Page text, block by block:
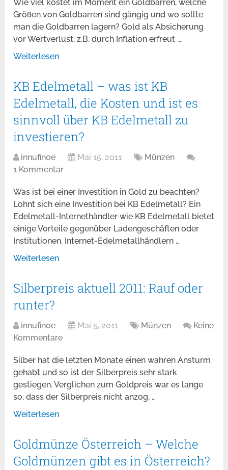
Wie viel kostet im Moment ein Goldbarren, welche
Größen von Goldbarren sind gängig und wo sollte
man die Goldbarren lagern? Gold als Absicherung
vor Wertverlust, z.B. durch Inflation erfreut …
Weiterlesen
KB Edelmetall – was ist KB
Edelmetall, die Kosten und ist es
sinnvoll über KB Edelmetall zu
investieren?
innufinoe Mai 15, 2011
Münzen
1 Kommentar
Was ist bei einer Investition in Gold zu beachten?
Lohnt sich eine Investition bei KB Edelmetall? Ein
Edelmetall-Internethändler wie KB Edelmetall bietet
einige Vorteile gegenüber Ladengeschäften oder
Institutionen. Internet-Edelmetallhändlern …
Weiterlesen
Silberpreis aktuell 2011: Rauf oder
runter?
innufinoe Mai 5, 2011 Münzen
Keine
Kommentare
Silber hat die letzten Monate einen wahren Ansturm
gehabt und so ist der Silberpreis sehr stark
gestiegen. Verglichen zum Goldpreis war es lange
so, dass der Silberpreis nicht anzog, …
Weiterlesen
Goldmünze Österreich – Welche
Goldmünzen gibt es in Österreich?